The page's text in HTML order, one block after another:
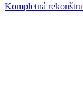
Kompletná